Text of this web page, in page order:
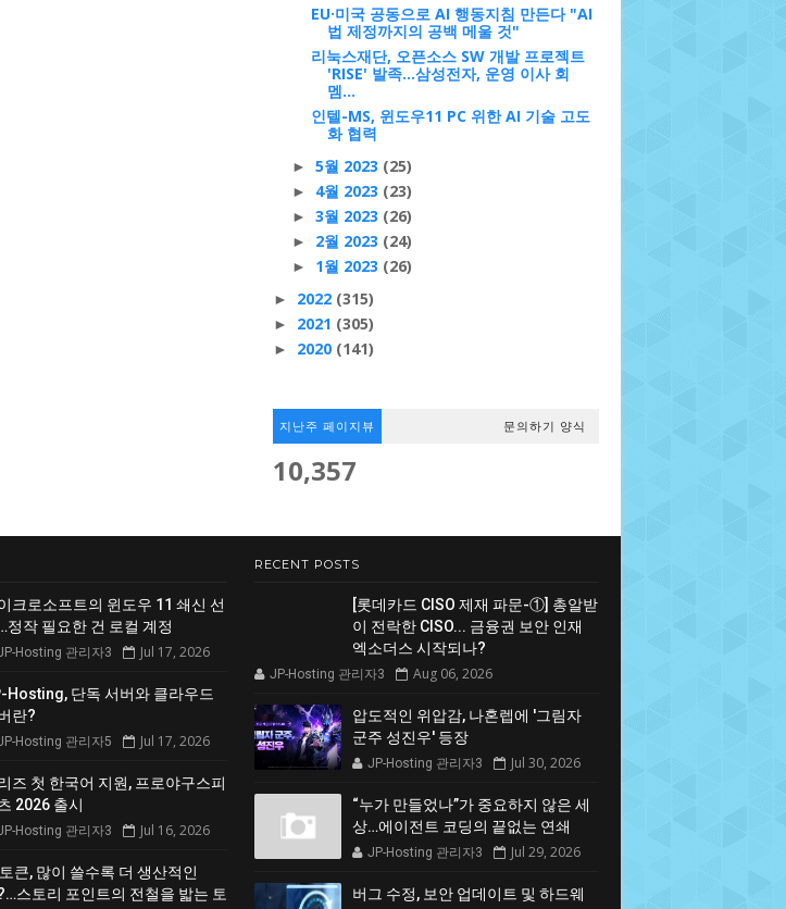
EU·미국 공동으로 AI 행동지침 만든다 "AI
법 제정까지의 공백 메울 것"
리눅스재단, 오픈소스 SW 개발 프로젝트
'RISE' 발족...삼성전자, 운영 이사 회
멤...
인텔-MS, 윈도우11 PC 위한 AI 기술 고도
화 협력
► 5월 2023 (25)
► 4월 2023 (23)
► 3월 2023 (26)
► 2월 2023 (24)
► 1월 2023 (26)
► 2022 (315)
► 2021 (305)
► 2020 (141)
지난주 페이지뷰 문의하기 양식
10,357
크로소프트의 윈도우 11 쇄신 선
정작 필요한 건 로컬 계정
Hosting 관리자3 Jul 17, 2026
Hosting, 단독 서버와 클라우드
란?
Hosting 관리자5 Jul 17, 2026
즈 첫 한국어 지원, 프로야구스피
2026 출시
Hosting 관리자3 Jul 16, 2026
큰, 많이 쓸수록 더 생산적인
스토리 포인트의 전철을 밟는 토
RECENT POSTS
[롯데카드 CISO 제재 파문-①] 총알받
이 전락한 CISO... 금융권 보안 인재
엑소더스 시작되나?
JP-Hosting 관리자3 Aug 06, 2026
압도적인 위압감, 나혼렙에 '그림자
군주 성진우' 등장
JP-Hosting 관리자3 Jul 30, 2026
“누가 만들었나”가 중요하지 않은 세
상…에이전트 코딩의 끝없는 연쇄
JP-Hosting 관리자3 Jul 29, 2026
버그 수정, 보안 업데이트 및 하드웨